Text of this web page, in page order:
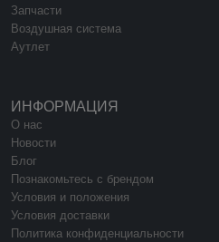
Запчасти
Воздушная система
Аутлет
ИНФОРМАЦИЯ
О нас
Новости
Блог
Познакомьтесь с брендом
Условия и положения
Условия доставки
Политика конфиденциальности